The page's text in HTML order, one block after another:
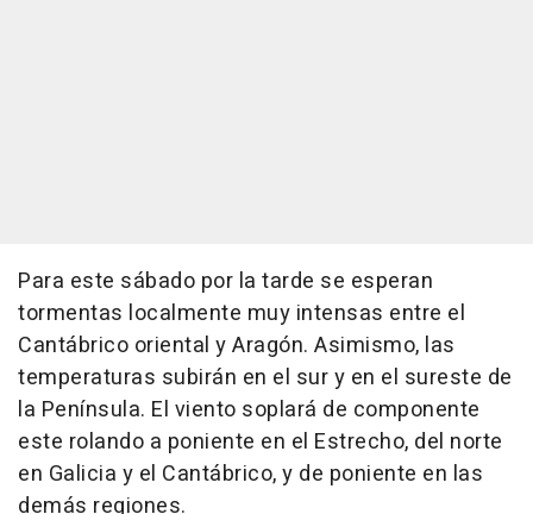
Para este sábado por la tarde se esperan
tormentas localmente muy intensas entre el
Cantábrico oriental y Aragón. Asimismo, las
temperaturas subirán en el sur y en el sureste de
la Península. El viento soplará de componente
este rolando a poniente en el Estrecho, del norte
en Galicia y el Cantábrico, y de poniente en las
demás regiones.